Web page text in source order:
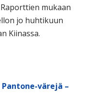
mukaan
jo huhtikuun
Kiinassa.
värejä –